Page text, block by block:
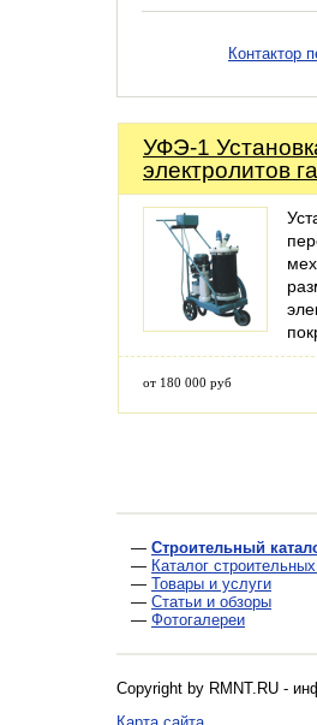
Контактор
УФЭ-1
электролитов
от 180 000 руб
— Строительный
— Каталог
— Товары и услуги
— Статьи и обзоры
— Фотогалереи
Copyright by RMNT.RU -